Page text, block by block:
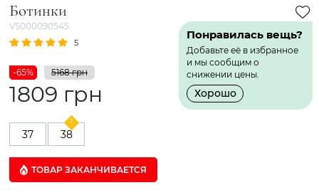
Ботинки
VS000090545
Понравилась вещь?
Добавьте её в избранное
и мы сообщим о
снижении цены.
Хорошо
5 1 Отзыв
-65% 5168 грн
1809 грн
37 38
ТОВАР ЗАКАНЧИВАЕТСЯ